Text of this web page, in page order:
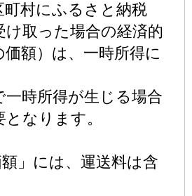
町村にふるさと納税
け取った場合の経済的
額）は、一時所得に
一時所得が生じる場合
なります。
」には、運送料は含